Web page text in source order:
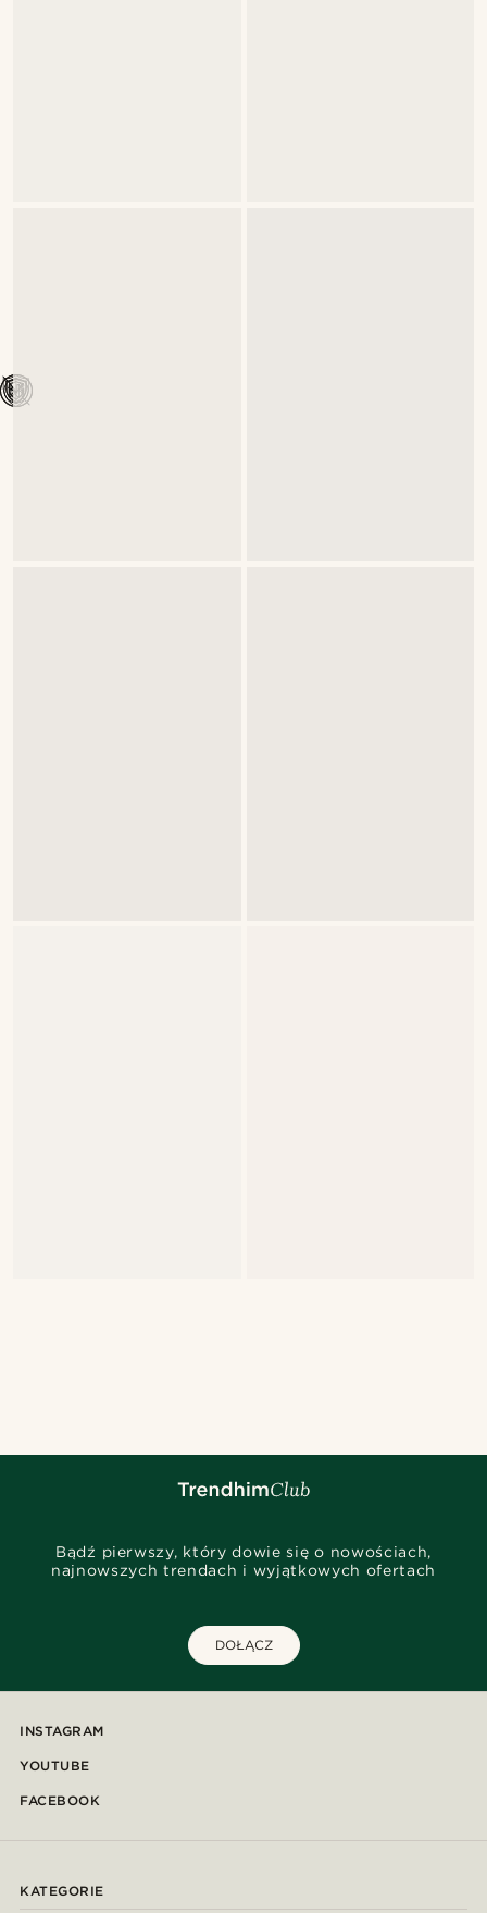
Bądź pierwszy, który dowie się o nowościach,
najnowszych trendach i wyjątkowych ofertach
DOŁĄCZ
INSTAGRAM
YOUTUBE
FACEBOOK
KATEGORIE